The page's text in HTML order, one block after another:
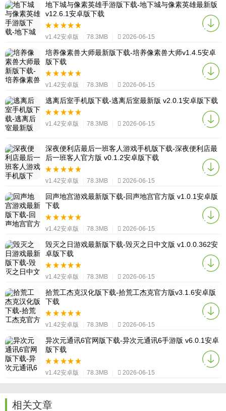
地下城与像素英雄手游版下载-地下城与像素英雄最新版
v12.6.1安卓版下载
v1.42安卓版 78.3MB 2026-06-15
培养像素兽大师最新版下载-培养像素兽大师v1.4.5安卓
版下载
v1.42安卓版 78.3MB 2026-06-15
逃离后室手机版下载-逃离后室最新版 v2.0.1安卓版下载
v1.42安卓版 78.3MB 2026-06-15
深夜便利店最后一班客人游戏手机版下载-深夜便利店最
后一班客人官方版 v0.1.2安卓版下载
v1.42安卓版 78.3MB 2026-06-15
回声地宫游戏最新版下载-回声地宫官方版 v1.0.1安卓版
下载
v1.42安卓版 78.3MB 2026-06-15
毁灭之日游戏最新版下载-毁灭之日中文版 v1.0.0.362安
卓版下载
v1.42安卓版 78.3MB 2026-06-15
拾荒工杰克汉化版下载-拾荒工杰克官方版v3.1.6安卓版
下载
v1.42安卓版 78.3MB 2026-06-15
异次元通讯6官网版下载-异次元通讯6手游版 v6.0.1安卓
版下载
v1.42安卓版 78.3MB 2026-06-15
相关文章